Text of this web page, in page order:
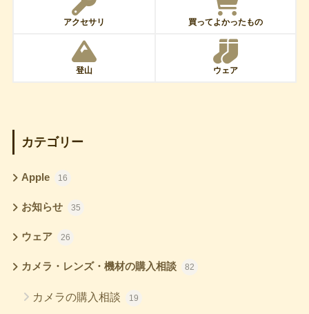
アクセサリ 買ってよかったもの
登山 ウェア
カテゴリー
Apple 16
お知らせ 35
ウェア 26
カメラ・レンズ・機材の購入相談 82
カメラの購入相談 19